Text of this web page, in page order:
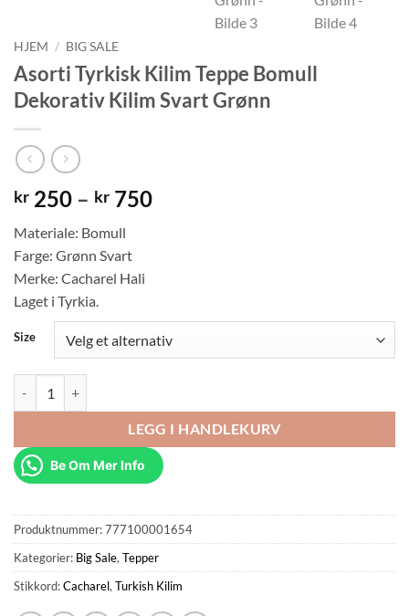
HJEM / BIG SALE
Asorti Tyrkisk Kilim Teppe Bomull
Dekorativ Kilim Svart Grønn
kr 250 – kr 750Prisområde:
Materiale: Bomull
Farge: Grønn Svart
Merke: Cacharel Hali
Laget i Tyrkia.
Size
LEGG I HANDLEKURV
Be Om Mer Info
Produktnummer:777100001654
Kategorier: Big Sale,Tepper
Stikkord:Cacharel,Turkish Kilim